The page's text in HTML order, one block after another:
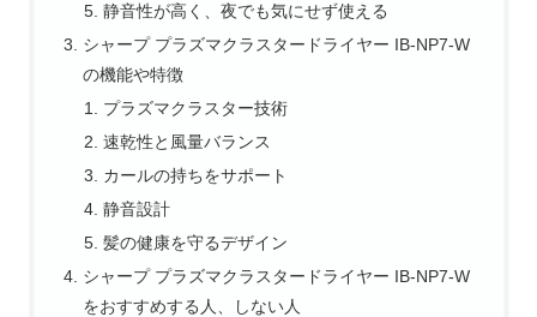
静音性が高く、夜でも気にせず使える
シャープ プラズマクラスタードライヤー IB-NP7-W
の機能や特徴
プラズマクラスター技術
速乾性と風量バランス
カールの持ちをサポート
静音設計
髪の健康を守るデザイン
シャープ プラズマクラスタードライヤー IB-NP7-W
をおすすめする人、しない人